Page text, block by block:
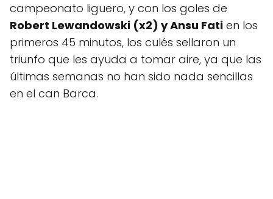
campeonato liguero, y con los goles de
Robert Lewandowski (x2) y Ansu Fati en los
primeros 45 minutos, los culés sellaron un
triunfo que les ayuda a tomar aire, ya que las
últimas semanas no han sido nada sencillas
en el can Barca.